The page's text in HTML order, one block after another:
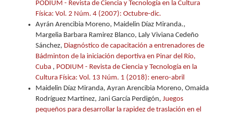
PODIUM - Revista de Ciencia y Tecnología en la Cultura
Física: Vol. 2 Núm. 4 (2007): Octubre-dic.
Ayrán Arencibia Moreno, Maidelin Díaz Miranda.,
Margelia Barbara Ramirez Blanco, Laly Viviana Cedeño
Sánchez, Diagnóstico de capacitación a entrenadores de
Bádminton de la iniciación deportiva en Pinar del Río,
Cuba , PODIUM - Revista de Ciencia y Tecnología en la
Cultura Física: Vol. 13 Núm. 1 (2018): enero-abril
Maidelin Díaz Miranda, Ayran Arencibia Moreno, Omaida
Rodríguez Martínez, Jani García Perdigón, Juegos
pequeños para desarrollar la rapidez de traslación en el